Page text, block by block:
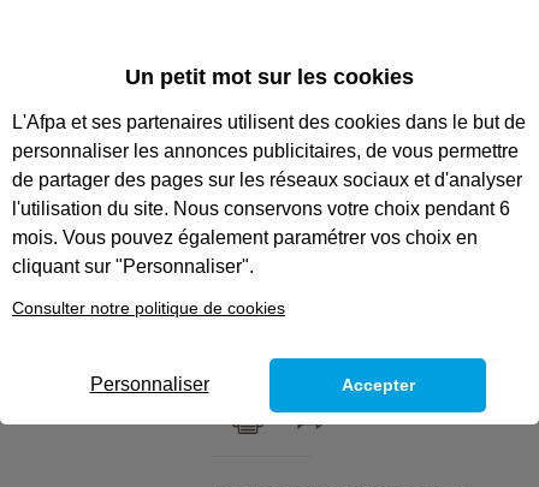
Concevoir vos projets de
formation
Déployez votre
projet de formation
Pour former vos collaborateurs
partout en France, déployer un
programme de formation à grande
échelle, l’Afpa vous aide à piloter
Un petit mot sur les cookies
L'Afpa et ses partenaires utilisent des cookies dans le but de
personnaliser les annonces publicitaires, de vous permettre
de partager des pages sur les réseaux sociaux et d'analyser
l'utilisation du site. Nous conservons votre choix pendant 6
mois. Vous pouvez également paramétrer vos choix en
cliquant sur "Personnaliser".
Consulter notre politique de cookies
Personnaliser Accepter